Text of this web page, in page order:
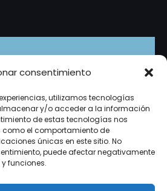
consentimiento
utilizamos tecnologías
y/o acceder a la información
de estas tecnologías nos
el comportamiento de
únicas en este sitio. No
puede afectar negativamente
funciones.
exclusivas, tutoriales en video y
de la tecnología directamente